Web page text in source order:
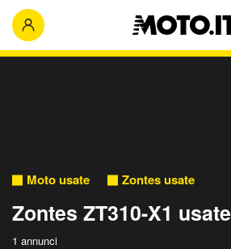
Moto usate Zontes usate
Zontes ZT310-X1 usate
1 annunci